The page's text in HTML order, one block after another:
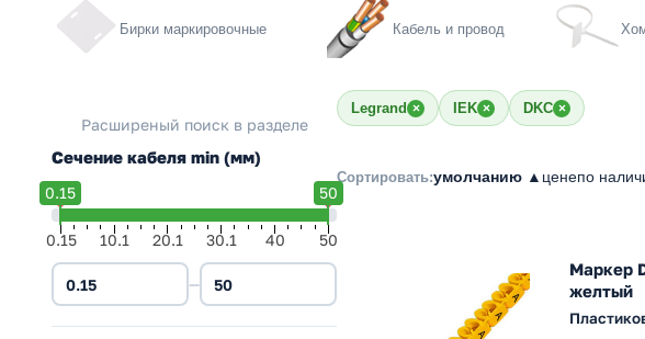
Бирки маркировочные Кабель и провод
Расширеный поиск в разделе
Сечение кабеля min (мм)
0.15 50
0.15 10.1 20.1 30.1 40 50
—
Legrand × IEK × DKC ×
Сортировать:умолчанию ▲ ценепо
Маркер
желтый